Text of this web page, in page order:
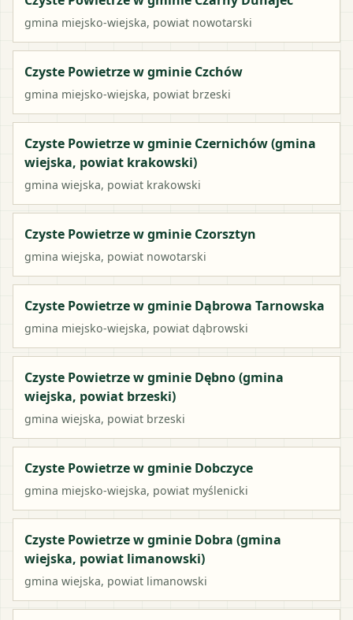
gmina miejsko-wiejska, powiat nowotarski
Czyste Powietrze w gminie Czchów
gmina miejsko-wiejska, powiat brzeski
Czyste Powietrze w gminie Czernichów (gmina
wiejska, powiat krakowski)
gmina wiejska, powiat krakowski
Czyste Powietrze w gminie Czorsztyn
gmina wiejska, powiat nowotarski
Czyste Powietrze w gminie Dąbrowa Tarnowska
gmina miejsko-wiejska, powiat dąbrowski
Czyste Powietrze w gminie Dębno (gmina
wiejska, powiat brzeski)
gmina wiejska, powiat brzeski
Czyste Powietrze w gminie Dobczyce
gmina miejsko-wiejska, powiat myślenicki
Czyste Powietrze w gminie Dobra (gmina
wiejska, powiat limanowski)
gmina wiejska, powiat limanowski